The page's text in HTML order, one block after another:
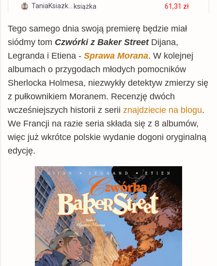
TaniaKsiazka.pl książka
61,31 zł
dadada.pl
książka
Allegro
książka
63,00 zł
tantis.pl
książka
63,99 zł
swiatksiazki.pl książka
64,70 zł
Matras.pl
66,83 zł
znak.com.pl
książka
67,99 zł
chodnikliteracki.pl
czytam.pl
książka
68,75 zł
gildia.pl
książka
69,99 zł
inbook.pl
książka
71,87 zł
booktime.pl
książka
77,26 zł
Empik
książka
77,99 zł
Woblink.com
książka
Tego samego dnia swoją premierę będzie miał
siódmy tom Czwórki z Baker Street Dijana,
Legranda i Etiena - Sprawa Morana. W kolejnej
albumach o przygodach młodych pomocników
Sherlocka Holmesa, niezwykły detektyw zmierzy się
z pułkownikiem Moranem. Recenzję dwóch
wcześniejszych historii z serii znajdziecie na blogu.
We Francji na razie seria składa się z 8 albumów,
więc już wkrótce polskie wydanie dogoni oryginalną
edycję.